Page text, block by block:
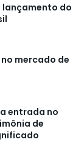
lançamento do
mercado de
entrada no
de